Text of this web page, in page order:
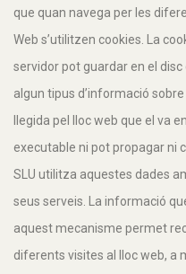
que quan navega per les
Web s’utilitzen cookies. La
servidor pot guardar en el
algun tipus d’informació
llegida pel lloc web que el va
executable ni pot propagar ni
SLU utilitza aquestes dades
seus serveis. La informació
aquest mecanisme permet
diferents visites al lloc web, a